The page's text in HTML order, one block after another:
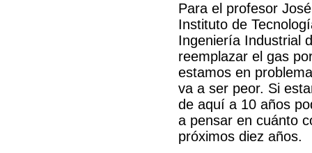
Para el profesor
Instituto de
Ingeniería Industrial
reemplazar el gas
estamos en
va a ser peor. Si
de aquí a 10 años
a pensar en cuánto
próximos diez años.